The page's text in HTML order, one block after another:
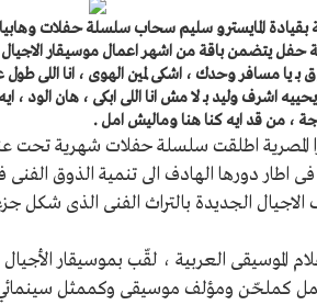
حفل يتضمن باقة من اشهر اعمال موسيقار
بـ يا مسافر وحدك ، اشكى لمين الهوى ، انا اللى
اشرف وليد بـ لا مش انا اللى ابكى ، هان
، من قد ايه كنا هنا وماليش امل .
المصرية اطلقت سلسلة حفلات شهرية تحت
دورها الهادف الى تنمية الذوق الفنى
الاجيال الجديدة بالتراث الفنى الذى
الموسيقى العربية ، لقّب بموسيقار
كملحّن ومؤلف موسيقى وكممثل سينمائي